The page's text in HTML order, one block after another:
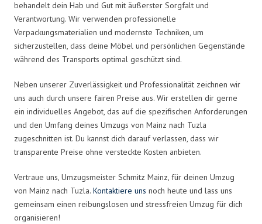
behandelt dein Hab und Gut mit äußerster Sorgfalt und
Verantwortung. Wir verwenden professionelle
Verpackungsmaterialien und modernste Techniken, um
sicherzustellen, dass deine Möbel und persönlichen Gegenstände
während des Transports optimal geschützt sind.
Neben unserer Zuverlässigkeit und Professionalität zeichnen wir
uns auch durch unsere fairen Preise aus. Wir erstellen dir gerne
ein individuelles Angebot, das auf die spezifischen Anforderungen
und den Umfang deines Umzugs von Mainz nach Tuzla
zugeschnitten ist. Du kannst dich darauf verlassen, dass wir
transparente Preise ohne versteckte Kosten anbieten.
Vertraue uns, Umzugsmeister Schmitz Mainz, für deinen Umzug
von Mainz nach Tuzla. Kontaktiere uns noch heute und lass uns
gemeinsam einen reibungslosen und stressfreien Umzug für dich
organisieren!